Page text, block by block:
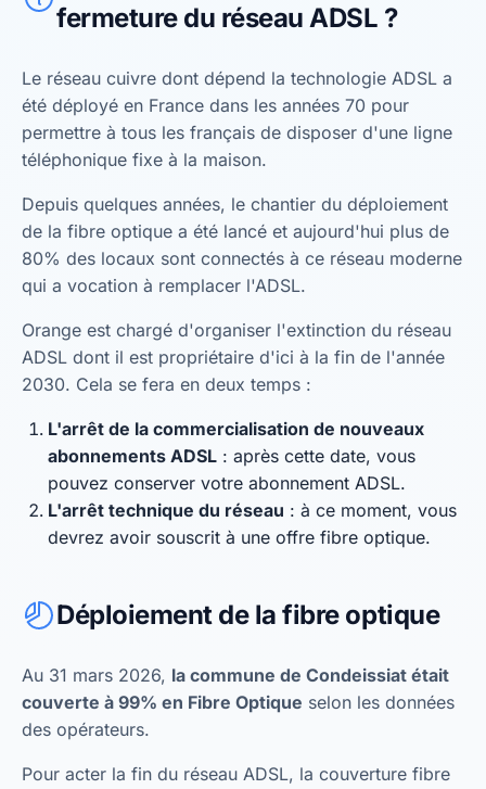
fermeture du réseau ADSL ?
Le réseau cuivre dont dépend la technologie ADSL a
été déployé en France dans les années 70 pour
permettre à tous les français de disposer d'une ligne
téléphonique fixe à la maison.
Depuis quelques années, le chantier du déploiement
de la fibre optique a été lancé et aujourd'hui plus de
80% des locaux sont connectés à ce réseau moderne
qui a vocation à remplacer l'ADSL.
Orange est chargé d'organiser l'extinction du réseau
ADSL dont il est propriétaire d'ici à la fin de l'année
2030. Cela se fera en deux temps :
L'arrêt de la commercialisation de nouveaux
abonnements ADSL : après cette date, vous
pouvez conserver votre abonnement ADSL.
L'arrêt technique du réseau : à ce moment, vous
devrez avoir souscrit à une offre fibre optique.
Déploiement de la fibre optique
Au 31 mars 2026, la commune de Condeissiat était
couverte à 99% en Fibre Optique selon les données
des opérateurs.
Pour acter la fin du réseau ADSL, la couverture fibre